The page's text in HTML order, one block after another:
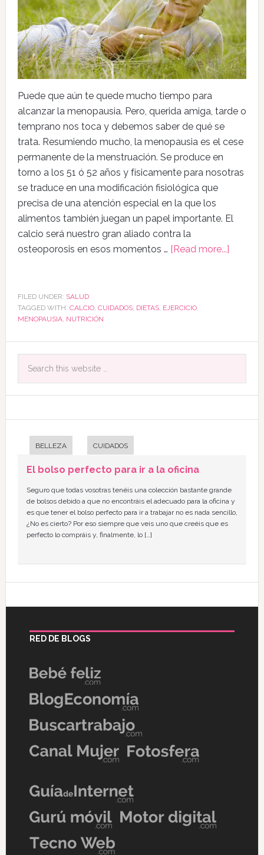
Puede que aún te quede mucho tiempo para
alcanzar la menopausia. Pero, querida amiga, tarde o
temprano nos toca y debemos saber de qué se
trata. Resumiendo mucho, la menopausia es el cese
permanente de la menstruación. Se produce en
torno a los 51 ó 52 años y físicamente para nosotras
se traduce en una modificación fisiológica que
precisa de una atención especial en la que los
alimentos también juegan un papel importante. El
calcio será nuestro gran aliado contra la
osteoporosis en esos momentos … [Read more...]
FILED UNDER: SALUD
TAGGED WITH: CALCIO, CUIDADOS, DIETAS, EJERCICIO,
MENOPAUSIA, NUTRICIÓN
BELLEZA CUIDADOS
El bolso perfecto para ir a la oficina
Seguro que todas vosotras tenéis una colección bastante grande
de bolsos debido a que no encontráis el adecuado para la oficina y
es que tener el bolso perfecto para ir a trabajar no es nada sencillo,
¿No es cierto? Por eso siempre que veis uno que creéis que es
perfecto lo compráis y, finalmente, lo […]
RED DE BLOGS